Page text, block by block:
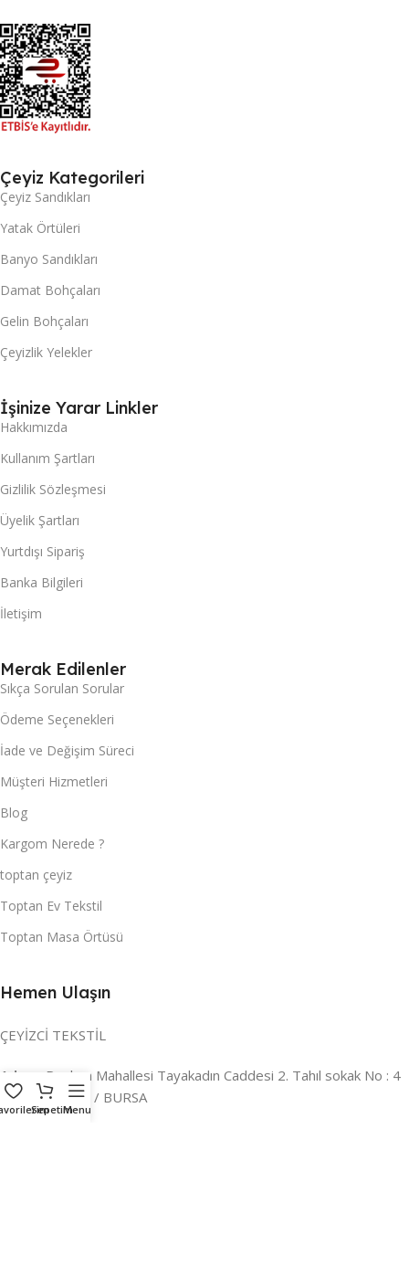
Çeyiz Kategorileri
Çeyiz Sandıkları
Yatak Örtüleri
Banyo Sandıkları
Damat Bohçaları
Gelin Bohçaları
Çeyizlik Yelekler
İşinize Yarar Linkler
Hakkımızda
Kullanım Şartları
Gizlilik Sözleşmesi
Üyelik Şartları
Yurtdışı Sipariş
Banka Bilgileri
İletişim
Merak Edilenler
Sıkça Sorulan Sorular
Ödeme Seçenekleri
İade ve Değişim Süreci
Müşteri Hizmetleri
Blog
Kargom Nerede ?
toptan çeyiz
Toptan Ev Tekstil
Toptan Masa Örtüsü
Hemen Ulaşın
ÇEYİZCİ TEKSTİL
Adres:
Reyhan Mahallesi Tayakadın Caddesi 2. Tahıl sokak No : 4
/ a Osmangazi / BURSA
SepetimMenu